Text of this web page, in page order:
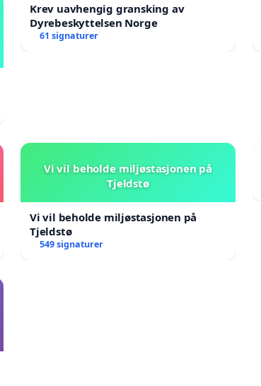
Krev uavhengig gransking av
Dyrebeskyttelsen Norge
61 signaturer
Vi vil beholde miljøstasjonen på
Tjeldstø
Vi vil beholde miljøstasjonen på
Tjeldstø
549 signaturer